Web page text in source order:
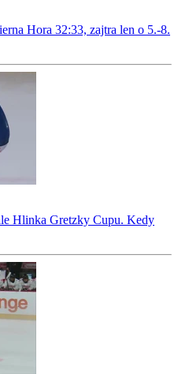
Hora 32:33, zajtra len o 5.-8.
Hlinka Gretzky Cupu. Kedy